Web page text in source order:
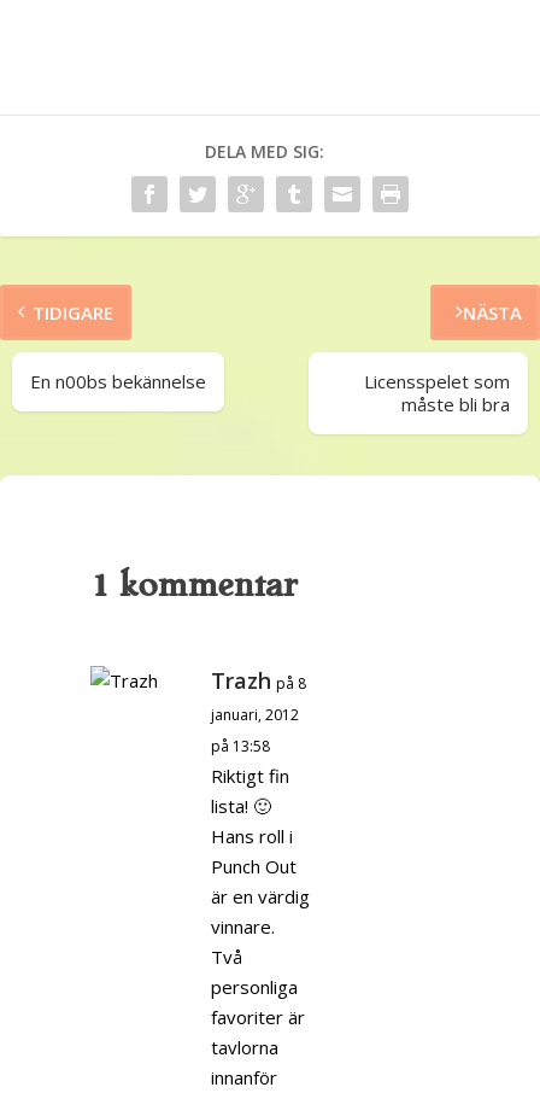
DELA MED SIG:
TIDIGARE
En n00bs bekännelse
NÄSTA
Licensspelet som
måste bli bra
1 kommentar
Trazh på 8
januari, 2012
på 13:58
Riktigt fin
lista! 🙂
Hans roll i
Punch Out
är en värdig
vinnare.
Två
personliga
favoriter är
tavlorna
innanför